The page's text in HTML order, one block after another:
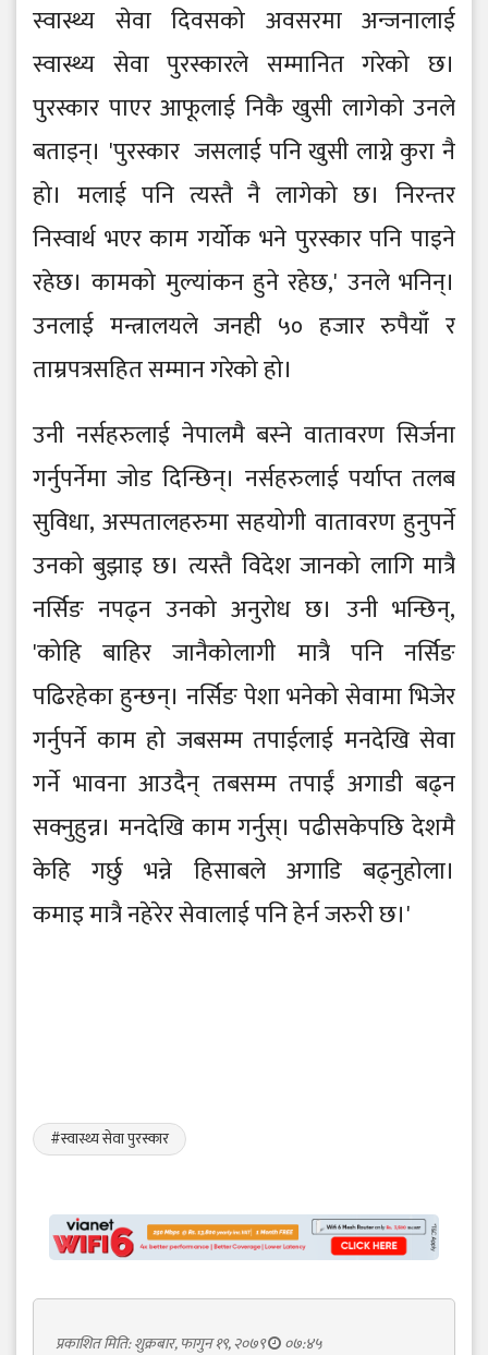
स्वास्थ्य सेवा दिवसको अवसरमा अन्जनालाई
स्वास्थ्य सेवा पुरस्कारले सम्मानित गरेको छ।
पुरस्कार पाएर आफूलाई निकै खुसी लागेको उनले
बताइन्। 'पुरस्कार जसलाई पनि खुसी लाग्ने कुरा नै
हो। मलाई पनि त्यस्तै नै लागेको छ। निरन्तर
निस्वार्थ भएर काम गर्योक भने पुरस्कार पनि पाइने
रहेछ। कामको मुल्यांकन हुने रहेछ,' उनले भनिन्।
उनलाई मन्त्रालयले जनही ५० हजार रुपैयाँ र
ताम्रपत्रसहित सम्मान गरेको हो।
उनी नर्सहरुलाई नेपालमै बस्ने वातावरण सिर्जना
गर्नुपर्नेमा जोड दिन्छिन्। नर्सहरुलाई पर्याप्त तलब
सुविधा, अस्पतालहरुमा सहयोगी वातावरण हुनुपर्ने
उनको बुझाइ छ। त्यस्तै विदेश जानको लागि मात्रै
नर्सिङ नपढ्न उनको अनुरोध छ। उनी भन्छिन्,
'कोहि बाहिर जानैकोलागी मात्रै पनि नर्सिङ
पढिरहेका हुन्छन्। नर्सिङ पेशा भनेको सेवामा भिजेर
गर्नुपर्ने काम हो जबसम्म तपाईलाई मनदेखि सेवा
गर्ने भावना आउदैन् तबसम्म तपाईं अगाडी बढ्न
सक्नुहुन्न। मनदेखि काम गर्नुस्। पढीसकेपछि देशमै
केहि गर्छु भन्ने हिसाबले अगाडि बढ्नुहोला।
कमाइ मात्रै नहेरेर सेवालाई पनि हेर्न जरुरी छ।'
#स्वास्थ्य सेवा पुरस्कार
प्रकाशित मिति: शुक्रबार, फागुन १९, २०७९ ०७:४५